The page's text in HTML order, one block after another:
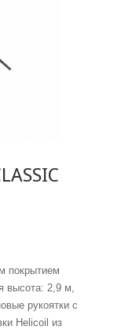
покрытием
высота: 2,9 м,
рукоятки с
Helicoil из